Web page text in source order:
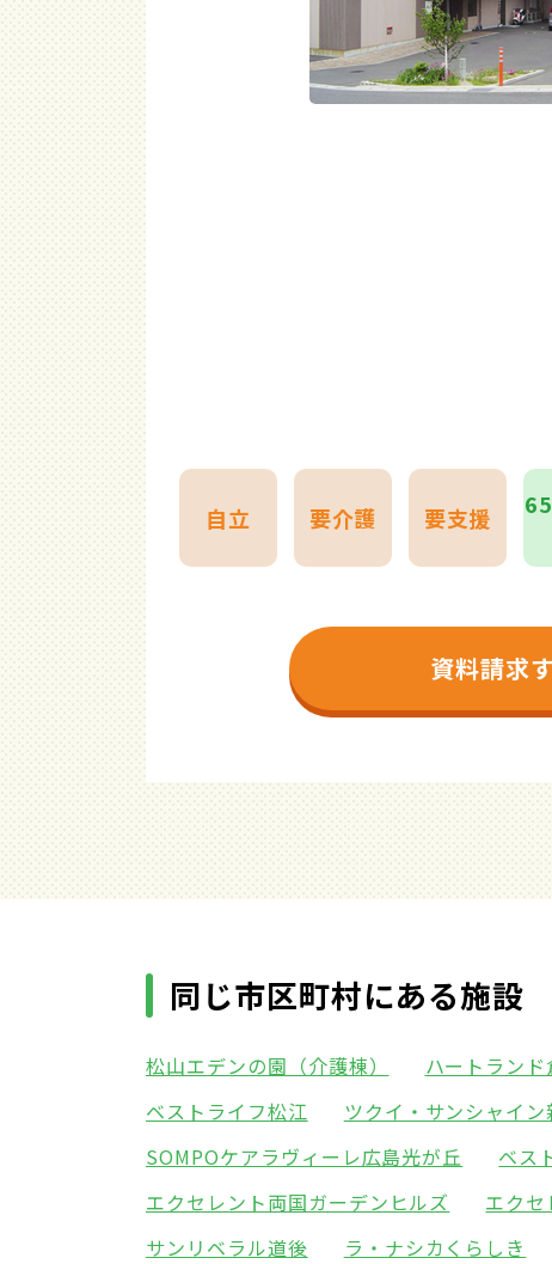
自立 要介護 要支援
資料請求
同じ市区町村にある施設
松山エデンの園（介護棟） ハートランド
ベストライフ松江
ツクイ・サンシャイン
SOMPOケアラヴィーレ広島光が丘
ベス
エクセレント両国ガーデンヒルズ
エク
サンリベラル道後
ラ・ナシカくらしき